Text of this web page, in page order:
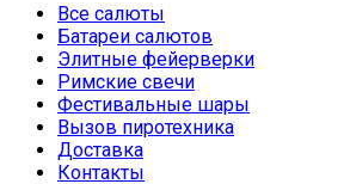
Все салюты
Батареи салютов
Элитные фейерверки
Римские свечи
Фестивальные шары
Вызов пиротехника
Доставка
Контакты